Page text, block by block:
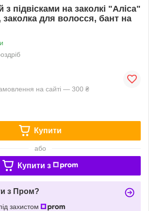
з підвісками на заколкі "Аліса"
заколка для волосся, бант на
на сайті — 300 ₴
Купити
або
Купити з
з Пром?
захистом